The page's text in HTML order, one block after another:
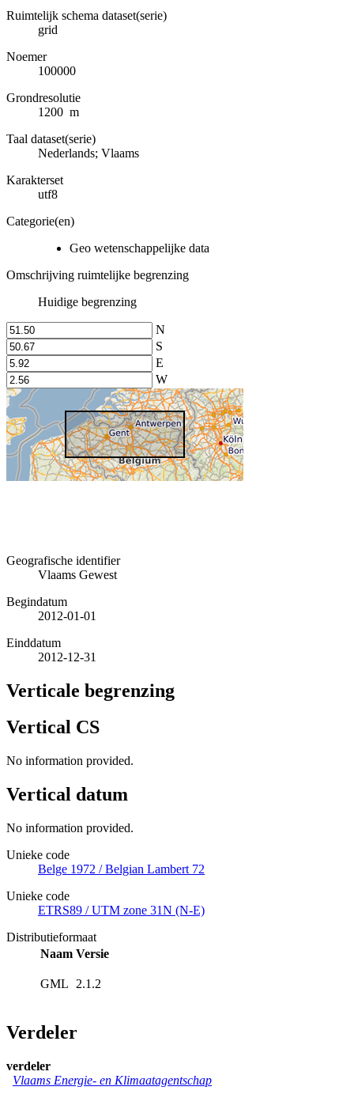
Ruimtelijk schema dataset(serie)
grid
Noemer
100000
Grondresolutie
1200 m
Taal dataset(serie)
Nederlands; Vlaams
Karakterset
utf8
Categorie(en)
Geo wetenschappelijke data
Omschrijving ruimtelijke begrenzing
Huidige begrenzing
N
S
E
W
Geografische identifier
Vlaams Gewest
Begindatum
2012-01-01
Einddatum
2012-12-31
Verticale begrenzing
Vertical CS
No information provided.
Vertical datum
No information provided.
Unieke code
Belge 1972 / Belgian Lambert 72
Unieke code
ETRS89 / UTM zone 31N (N-E)
Distributieformaat
Naam Versie
GML 2.1.2
Verdeler
verdeler
Vlaams Energie- en Klimaatagentschap